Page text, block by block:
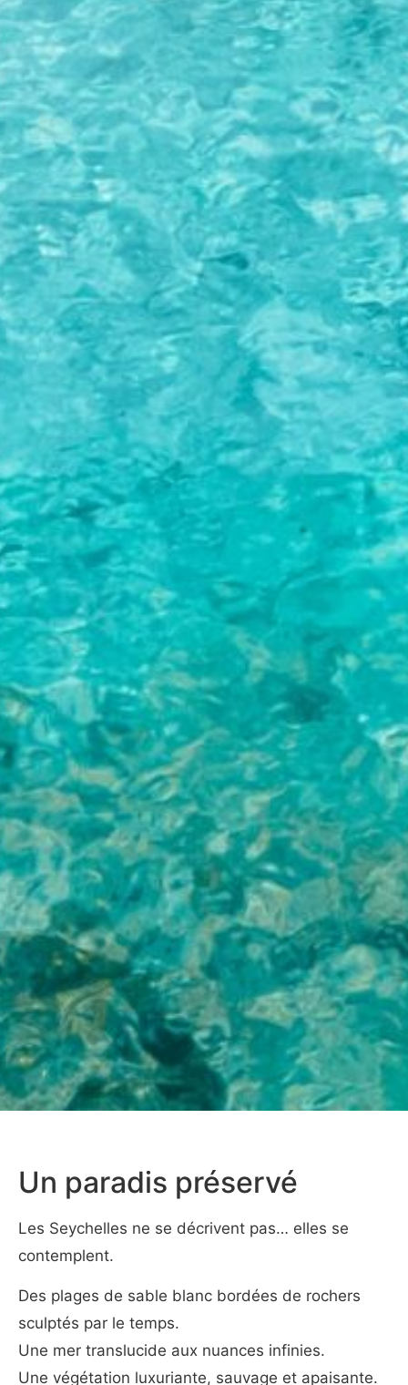
Un paradis préservé
Les Seychelles ne se décrivent pas… elles se
contemplent.
Des plages de sable blanc bordées de rochers
sculptés par le temps.
Une mer translucide aux nuances infinies.
Une végétation luxuriante, sauvage et apaisante.